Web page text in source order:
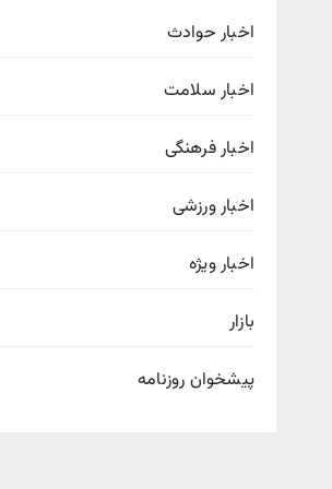
اخبار حوادث
اخبار سلامت
اخبار فرهنگی
اخبار ورزشی
اخبار ویژه
بازار
پیشخوان روزنامه